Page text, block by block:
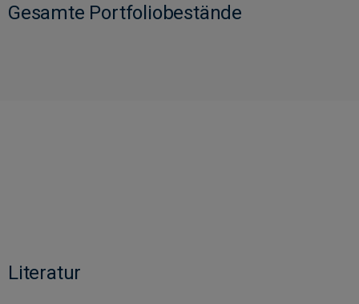
Gesamte Portfoliobestände
Literatur